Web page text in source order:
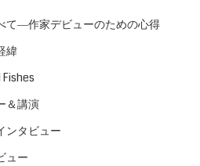
て―作家デビューのための心得
緯
＆講演
ンタビュー
ュー